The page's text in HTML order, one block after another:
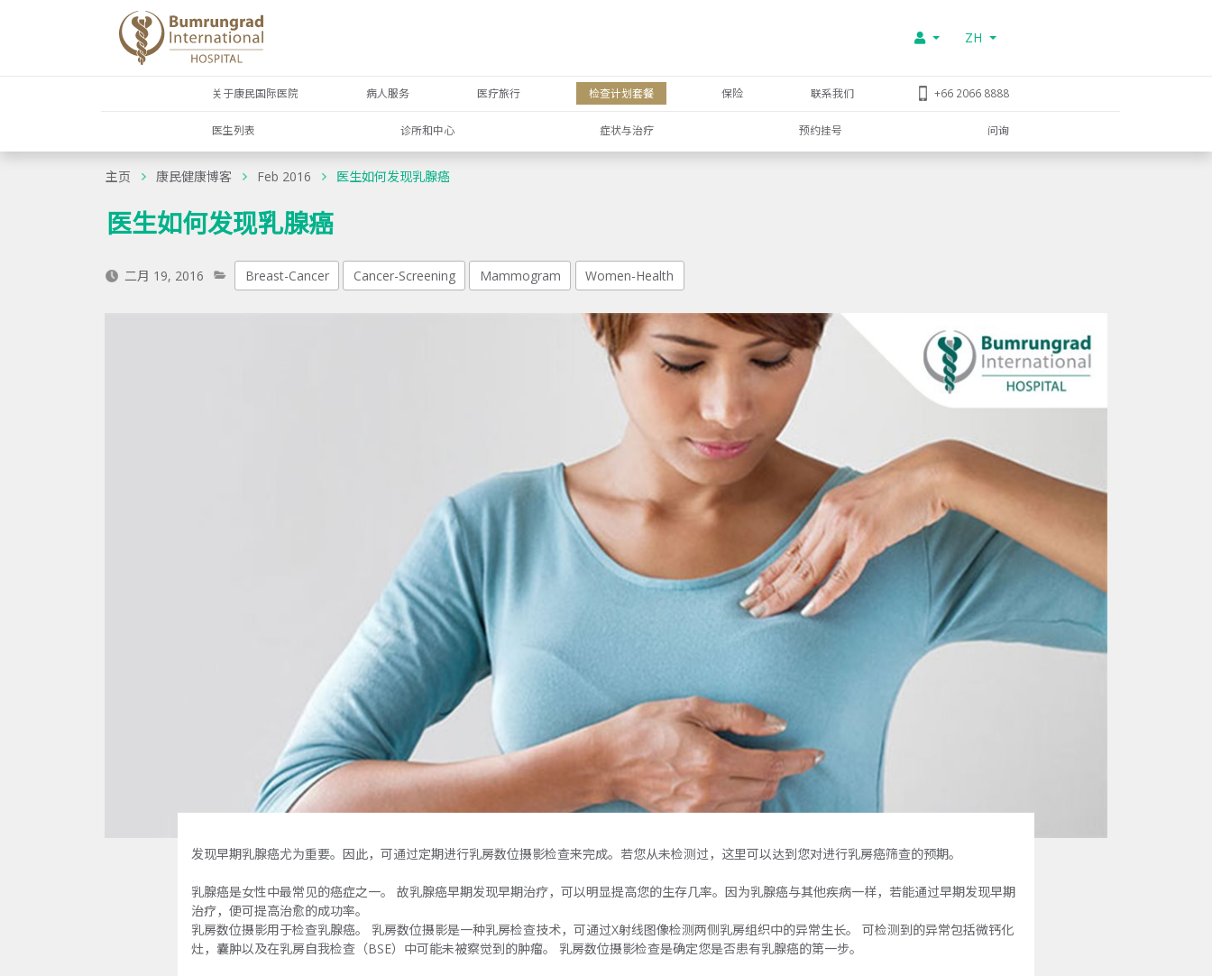
ZH
关于康民国际医院 病人服务 医疗旅行 检查计划套餐 保险 联系我们 +66 2066 8888
医生列表 诊所和中心 症状与治疗 预约挂号 问询
主页 康民健康博客 Feb 2016 医生如何发现乳腺癌
医生如何发现乳腺癌
二月 19, 2016 Breast-Cancer Cancer-Screening Mammogram Women-Health
发现早期乳腺癌尤为重要。因此，可通过定期进行乳房数位摄影检查来完成。若您从未检测过，这里可以达到您对进行乳房癌筛查的预期。
乳腺癌是女性中最常见的癌症之一。 故乳腺癌早期发现早期治疗，可以明显提高您的生存几率。因为乳腺癌与其他疾病一样，若能通过早期发现早期
治疗，便可提高治愈的成功率。
乳房数位摄影用于检查乳腺癌。 乳房数位摄影是一种乳房检查技术，可通过X射线图像检测两侧乳房组织中的异常生长。 可检测到的异常包括微钙化
灶，囊肿以及在乳房自我检查（BSE）中可能未被察觉到的肿瘤。 乳房数位摄影检查是确定您是否患有乳腺癌的第一步。